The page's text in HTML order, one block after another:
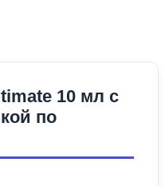
10 мл с
по